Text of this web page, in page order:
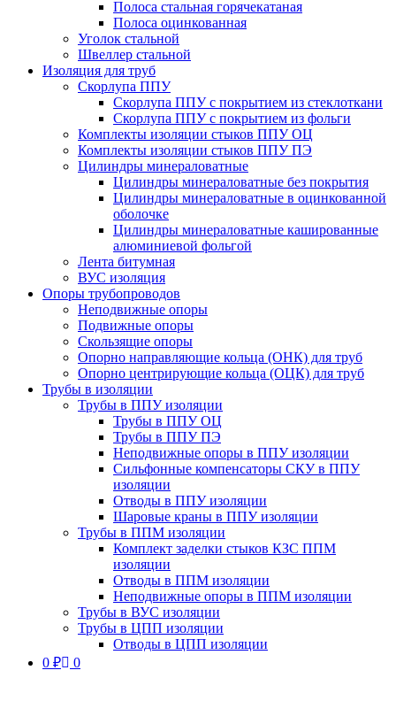
Полоса стальная горячекатаная
Полоса оцинкованная
Уголок стальной
Швеллер стальной
Изоляция для труб
Скорлупа ППУ
Скорлупа ППУ с покрытием из стеклоткани
Скорлупа ППУ с покрытием из фольги
Комплекты изоляции стыков ППУ ОЦ
Комплекты изоляции стыков ППУ ПЭ
Цилиндры минераловатные
Цилиндры минераловатные без покрытия
Цилиндры минераловатные в оцинкованной
оболочке
Цилиндры минераловатные кашированные
алюминиевой фольгой
Лента битумная
ВУС изоляция
Опоры трубопроводов
Неподвижные опоры
Подвижные опоры
Скользящие опоры
Опорно направляющие кольца (ОНК) для труб
Опорно центрирующие кольца (ОЦК) для труб
Трубы в изоляции
Трубы в ППУ изоляции
Трубы в ППУ ОЦ
Трубы в ППУ ПЭ
Неподвижные опоры в ППУ изоляции
Сильфонные компенсаторы СКУ в ППУ
изоляции
Отводы в ППУ изоляции
Шаровые краны в ППУ изоляции
Трубы в ППМ изоляции
Комплект заделки стыков КЗС ППМ
изоляции
Отводы в ППМ изоляции
Неподвижные опоры в ППМ изоляции
Трубы в ВУС изоляции
Трубы в ЦПП изоляции
Отводы в ЦПП изоляции
0 ₽ 0